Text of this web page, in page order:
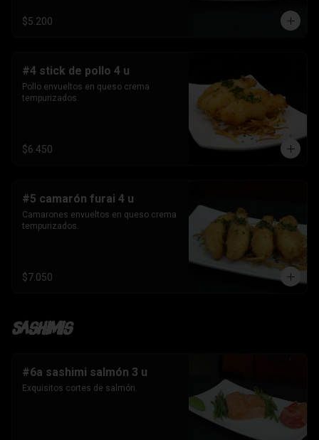
$5.200
#4 stick de pollo 4 u
Pollo envueltos en queso crema
tempurizados.
$6.450
#5 camarón furai 4 u
Camarones envueltos en queso crema
tempurizados.
$7.050
Sashimis
#6a sashimi salmón 3 u
Exquisitos cortes de salmón.